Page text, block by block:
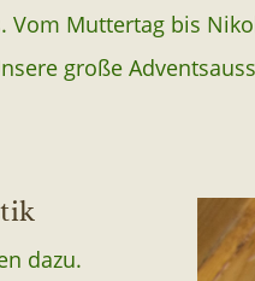
Vom Muttertag bis
große
dazu.